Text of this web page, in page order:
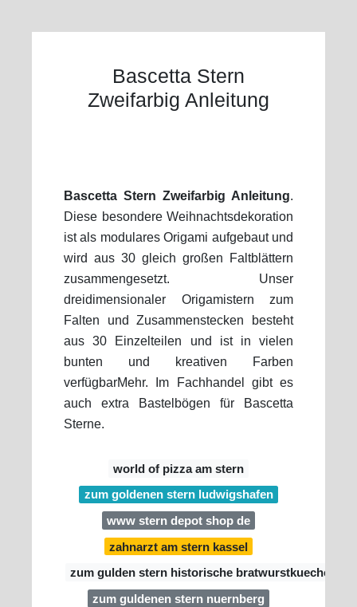
Bascetta Stern
Zweifarbig Anleitung
Bascetta Stern Zweifarbig Anleitung.
Diese besondere Weihnachtsdekoration
ist als modulares Origami aufgebaut und
wird aus 30 gleich großen Faltblättern
zusammengesetzt. Unser
dreidimensionaler Origamistern zum
Falten und Zusammenstecken besteht
aus 30 Einzelteilen und ist in vielen
bunten und kreativen Farben
verfügbarMehr. Im Fachhandel gibt es
auch extra Bastelbögen für Bascetta
Sterne.
world of pizza am stern
zum goldenen stern ludwigshafen
www stern depot shop de
zahnarzt am stern kassel
zum gulden stern historische bratwurstkueche
zum guldenen stern nuernberg